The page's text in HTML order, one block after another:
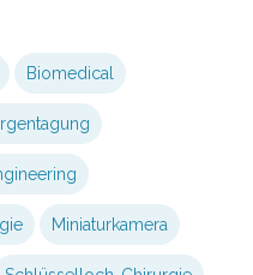
Biomedical
Miniaturkamera